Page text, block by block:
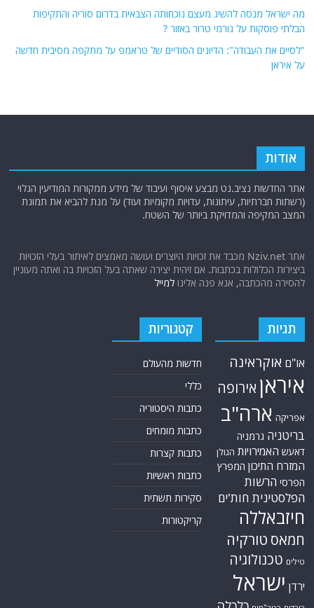
מה ישראל מנסה להשיג מעצם נוכחותה הצבאית בדרום סוריה והתקיפות
הבלתי פוסקות על גורמי טרור באזור ?
"לסיים את העבודה": הדיונים הסודיים של טראמפ על מתקפה מסיבית חדשה
על איראן
אודות
אתר החדשות נציב.נט מבצע איסוף ועיבוד של מידע ממקורות המודיעין הגלוי
(רשתות חברתיות, עיתונות, עדויות מקומיות ועוד) על מנת להביא את תמונת
המצב המקיפה והמדויקת ביותר של השטח.
אתר Nziv.net מכבד את זכויות היוצרים ועושה מאמצים לאיתור בעלי הזכויות
ביצירות הכלולות בכתבות. אם זיהית יצירה שאתה בעל הזכויות בה ואתה מעוניין
להסירה מהכתבה, אנא פנה אלינולמייל
תגיות
או"ם אוקראינה
איראן אירופה
אפריקה ארה"ב
בריטניה גרמניה
דאעש האמירויות הגולן
המזרח התיכון המפרץ
הפרסי הרשות
הפלסטינית חות'ים
חיזבאללה
חמאס טורקיה
טילים טכנולוגיה
ירדן ישראל
קטגוריות
חדשות מהעולם
כללי
כתבות היסטוריה
כתבות מומחים
כתבות קצרות
כתבות ראשיות
סקירות תשתית
קריקטורות